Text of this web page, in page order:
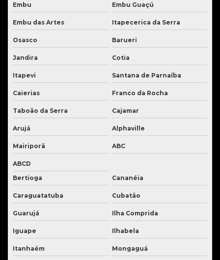
Embu Embu Guaçú
Embu das Artes Itapecerica da Serra
Osasco Barueri
Jandira Cotia
Itapevi Santana de Parnaíba
Caierias Franco da Rocha
Taboão da Serra Cajamar
Arujá Alphaville
Mairiporã ABC
ABCD
Bertioga
Cananéia
Caraguatatuba Cubatão
Guarujá Ilha Comprida
Iguape Ilhabela
Itanhaém Mongaguá